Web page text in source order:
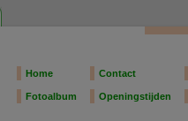
Home Contact
Fotoalbum Openingstijden